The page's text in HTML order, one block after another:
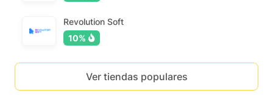
Revolution Soft
10%
Ver tiendas populares